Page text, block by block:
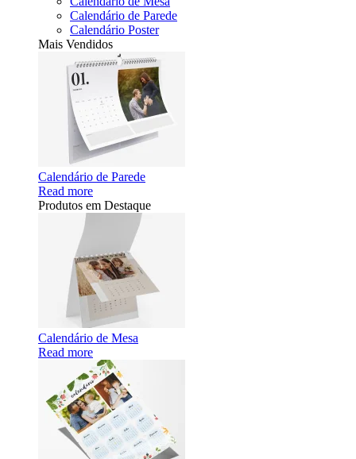
Calendário de Parede
Calendário Poster
Mais Vendidos
Calendário de Parede
Read more
Produtos em Destaque
Calendário de Mesa
Read more